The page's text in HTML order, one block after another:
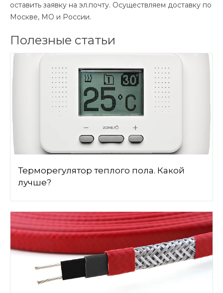
оставить заявку на эл.почту. Осуществляем доставку по
Москве, МО и России.
Полезные статьи
Терморегулятор теплого пола. Какой
лучше?